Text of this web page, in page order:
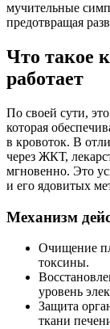
мучительные
предотвращая
Что такое
работает
По своей сути,
которая
в кровоток. В
через ЖКТ,
мгновенно. Это
и его ядовитых
Механизм
Очищение
токсины.
уровень
Защита
ткани